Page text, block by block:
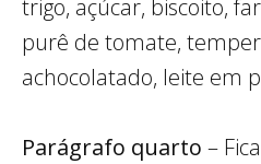
trigo, açúcar, biscoito,
purê de tomate,
achocolatado, leite em
Parágrafo quarto –